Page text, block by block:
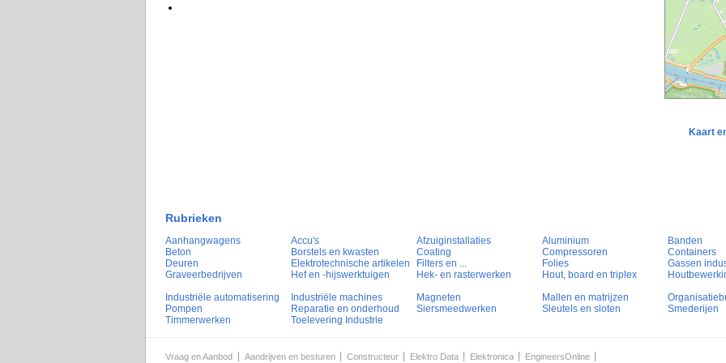
Kaart
Rubrieken
Aanhangwagens Accu's Afzuiginstallaties Aluminium
Banden
Beton
Borstels en kwasten Coating Compressoren
Containers
Deuren
Elektrotechnische artikelen Filters en ... Folies
Gassen
Graveerbedrijven
Hef en -hijswerktuigen Hek- en rasterwerken Hout, board en triplex
Industriële automatisering
Industriële machines Magneten Mallen en matrijzen
Pompen
Reparatie en onderhoud Siersmeedwerken Sleutels en sloten
Smederijen
Timmerwerken
Toelevering Industrie
Vraag en Aanbod Aandrijven en besturen Constructeur Elektro Data Elektronica EngineersOnline